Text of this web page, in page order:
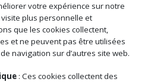
votre expérience sur notre
plus personnelle et
que les cookies collectent,
et ne peuvent pas être utilisées
navigation sur d’autres site web.
: Ces cookies collectent des